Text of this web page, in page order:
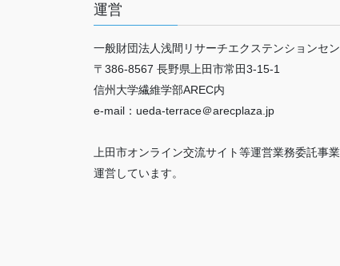
運営
一般財団法人浅間リサーチエクステンションセ
〒386-8567 長野県上田市常田3-15-1
信州大学繊維学部AREC内
e-mail：ueda-terrace＠arecplaza.jp
上田市オンライン交流サイト等運営業務委託事
運営しています。